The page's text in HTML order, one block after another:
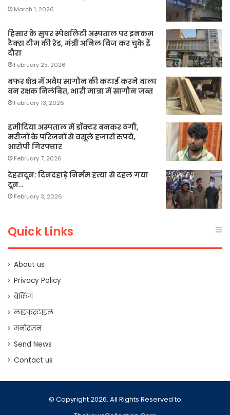
March 1, 2026
हिसार के सुपर स्पेशलिटी अस्पताल पर इनकम
टैक्स टीम की रेड, मंत्री अनिल विज कर चुके हैं
दौरा
February 25, 2026
बफर क्षेत्र में अवैध सागौन की कटाई करने वाला
वन रक्षक निलंबित, भारी मात्रा में सागौन जब्त
February 13, 2026
हमीदिया अस्पताल में डॉक्टर बनकर ठगी,
मरीजों के परिजनों से वसूले हजारों रुपये,
आरोपी गिरफ्तार
February 7, 2026
देहरादून: दिनदहाड़े निर्मम हत्या से दहल गया
दून…
February 3, 2026
Quick Links
About us
Privacy Policy
ब्रेकिंग
लाइफस्टाइल
मनोरंजन
Send News
Contact us
© Copyright 2026. All Rights Reserved to